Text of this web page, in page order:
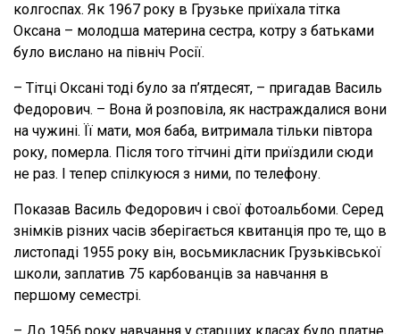
колгоспах. Як 1967 року в Грузьке приїхала тітка
Оксана – молодша материна сестра, котру з батьками
було вислано на північ Росії.
– Тітці Оксані тоді було за п’ятдесят, – пригадав Василь
Федорович. – Вона й розповіла, як настраждалися вони
на чужині. Її мати, моя баба, витримала тільки півтора
року, померла. Після того тітчині діти приїздили сюди
не раз. І тепер спілкуюся з ними, по телефону.
Показав Василь Федорович і свої фотоальбоми. Серед
знімків різних часів зберігається квитанція про те, що в
листопаді 1955 року він, восьмикласник Грузьківської
школи, заплатив 75 карбованців за навчання в
першому семестрі.